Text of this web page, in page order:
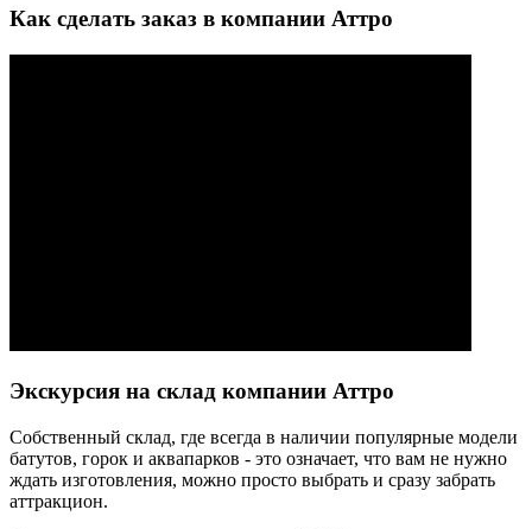
Как сделать заказ в компании Аттро
Экскурсия на склад компании Аттро
Cобственный склад, где всегда в наличии популярные модели
батутов, горок и аквапарков - это означает, что вам не нужно
ждать изготовления, можно просто выбрать и сразу забрать
аттракцион.